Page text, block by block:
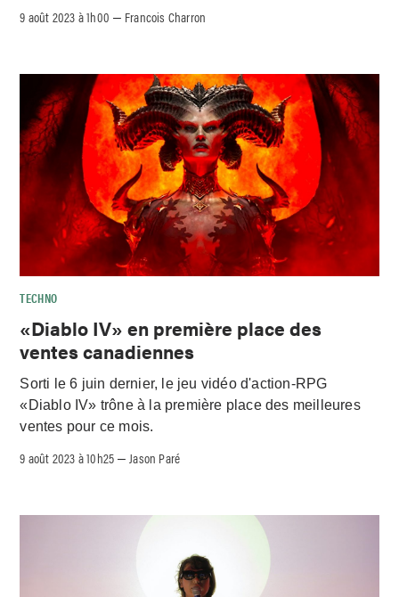
9 août 2023 à 1h00 – Francois Charron
TECHNO
«Diablo IV» en première place des
ventes canadiennes
Sorti le 6 juin dernier, le jeu vidéo d'action-RPG
«Diablo IV» trône à la première place des meilleures
ventes pour ce mois.
9 août 2023 à 10h25 – Jason Paré